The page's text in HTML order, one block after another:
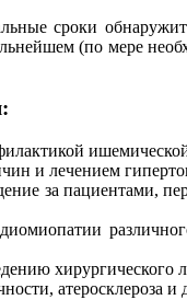
сроки
(по мере
и лечением
за пациентами,
хирургического
атеросклероза и